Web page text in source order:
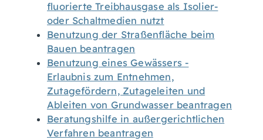
fluorierte Treibhausgase als Isolier-
oder Schaltmedien nutzt
Benutzung der Straßenfläche beim
Bauen beantragen
Benutzung eines Gewässers -
Erlaubnis zum Entnehmen,
Zutagefördern, Zutageleiten und
Ableiten von Grundwasser beantragen
Beratungshilfe in außergerichtlichen
Verfahren beantragen